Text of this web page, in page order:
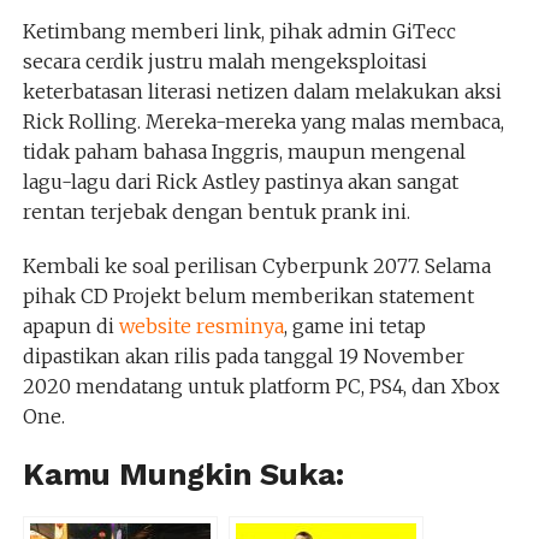
Ketimbang memberi link, pihak admin GiTecc
secara cerdik justru malah mengeksploitasi
keterbatasan literasi netizen dalam melakukan aksi
Rick Rolling. Mereka-mereka yang malas membaca,
tidak paham bahasa Inggris, maupun mengenal
lagu-lagu dari Rick Astley pastinya akan sangat
rentan terjebak dengan bentuk prank ini.
Kembali ke soal perilisan Cyberpunk 2077. Selama
pihak CD Projekt belum memberikan statement
apapun di website resminya, game ini tetap
dipastikan akan rilis pada tanggal 19 November
2020 mendatang untuk platform PC, PS4, dan Xbox
One.
Kamu Mungkin Suka: